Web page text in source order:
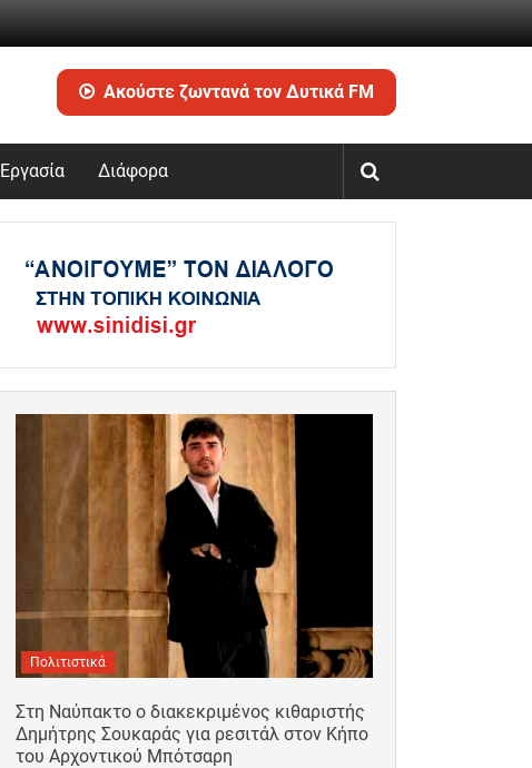
Ακούστε ζωντανά τον Δυτικά FM
Εργασία Διάφορα
Πολιτιστικά
Στη Ναύπακτο ο διακεκριμένος κιθαριστής
Δημήτρης Σουκαράς για ρεσιτάλ στον Κήπο
του Αρχοντικού Μπότσαρη